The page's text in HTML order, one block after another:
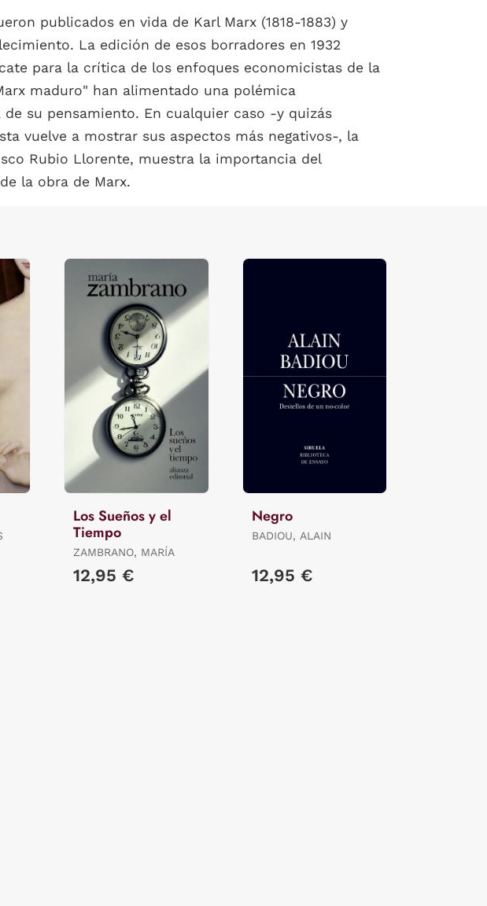
publicados en vida de Karl Marx (1818-1883) y
La edición de esos borradores en 1932
para la crítica de los enfoques economicistas de la
maduro" han alimentado una polémica
su pensamiento. En cualquier caso -y quizás
vuelve a mostrar sus aspectos más negativos-, la
Rubio Llorente, muestra la importancia del
la obra de Marx.
Los Sueños y el
Tiempo
ZAMBRANO, MARÍA
12,95 €
Negro
BADIOU, ALAIN
12,95 €